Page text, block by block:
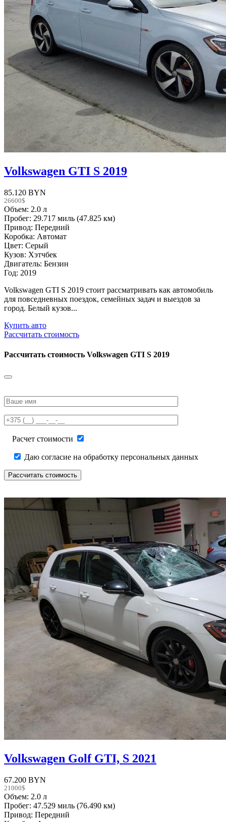
Volkswagen GTI S 2019
85.120 BYN
26600$
Объем: 2.0 л
Пробег: 29.717 миль (47.825 км)
Привод: Передний
Коробка: Автомат
Цвет: Серый
Кузов: Хэтчбек
Двигатель: Бензин
Год: 2019
Volkswagen GTI S 2019 стоит рассматривать как автомобиль
для повседневных поездок, семейных задач и выездов за
город. Белый кузов...
Купить авто
Рассчитать стоимость
Рассчитать стоимость Volkswagen GTI S 2019
leave
field
empty.
Расчет стоимости
Даю согласие на обработку персональных данных
Volkswagen Golf GTI, S 2021
67.200 BYN
21000$
Объем: 2.0 л
Пробег: 47.529 миль (76.490 км)
Привод: Передний